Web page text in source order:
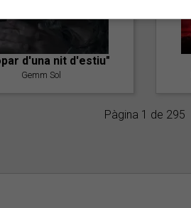
d'una nit d'estiu"
Gemm Sol
Pàgina 1 de 295